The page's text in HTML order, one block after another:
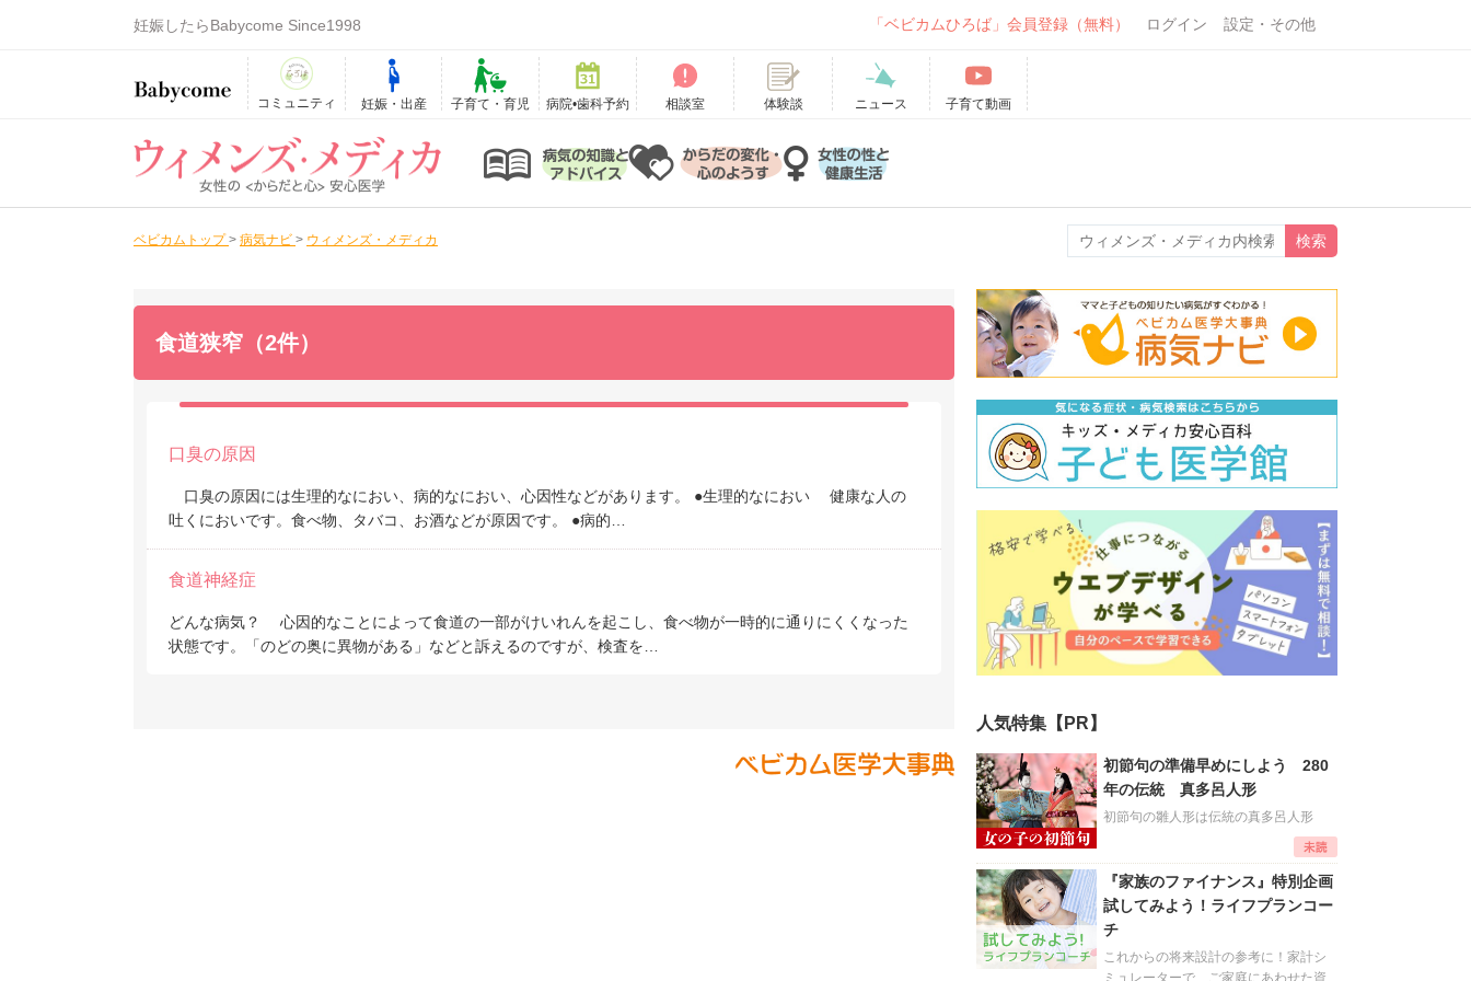
妊娠したらBabycome Since1998 「ベビカムひろば」会員登録（無料） ログイン 設定・その他
コミュニティ 妊娠・出産 子育て・育児 病院•歯科予約 相談室 体験談 ニュース 子育て動画
ベビカムトップ > 病気ナビ > ウィメンズ・メディカ
食道狭窄（2件）
口臭の原因
口臭の原因には生理的なにおい、病的なにおい、心因性などがあります。 ●生理的なにおい 健康な人の
吐くにおいです。食べ物、タバコ、お酒などが原因です。 ●病的…
食道神経症
どんな病気？ 心因的なことによって食道の一部がけいれんを起こし、食べ物が一時的に通りにくくなった
状態です。「のどの奥に異物がある」などと訴えるのですが、検査を…
人気特集【PR】
初節句の準備早めにしよう 280
年の伝統 真多呂人形
初節句の雛人形は伝統の真多呂人形
『家族のファイナンス』特別企画
試してみよう！ライフプランコー
チ
これからの将来設計の参考に！家計シ